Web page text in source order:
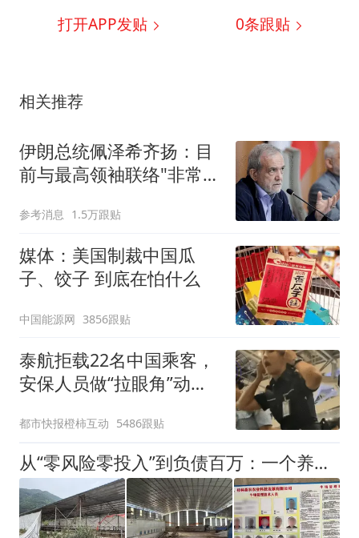
打开APP发贴 0条跟贴
相关推荐
伊朗总统佩泽希齐扬：目
前与最高领袖联络"非常困
参考消息 1.5万跟贴
媒体：美国制裁中国瓜
子、饺子 到底在怕什么
中国能源网 3856跟贴
泰航拒载22名中国乘客，
安保人员做“拉眼角”动
拒绝登机决定由航司作
出；亲历者：曾承诺免费
改签但没兑现
都市快报橙柿互动 5486跟贴
从“零风险零投入”到负债百万：一个养牛项目崩盘后，谁该为农户的贷款买单丨红星调查